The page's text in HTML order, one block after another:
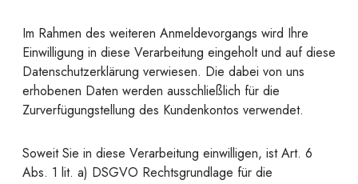
Im Rahmen des weiteren Anmeldevorgangs wird Ihre
Einwilligung in diese Verarbeitung eingeholt und auf diese
Datenschutzerklärung verwiesen. Die dabei von uns
erhobenen Daten werden ausschließlich für die
Zurverfügungstellung des Kundenkontos verwendet.
Soweit Sie in diese Verarbeitung einwilligen, ist Art. 6
Abs. 1 lit. a) DSGVO Rechtsgrundlage für die